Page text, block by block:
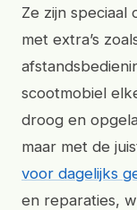
Ze zijn
met extra’s
scootmobiel
droog en
maar met de
voor dagelijks
en reparaties,